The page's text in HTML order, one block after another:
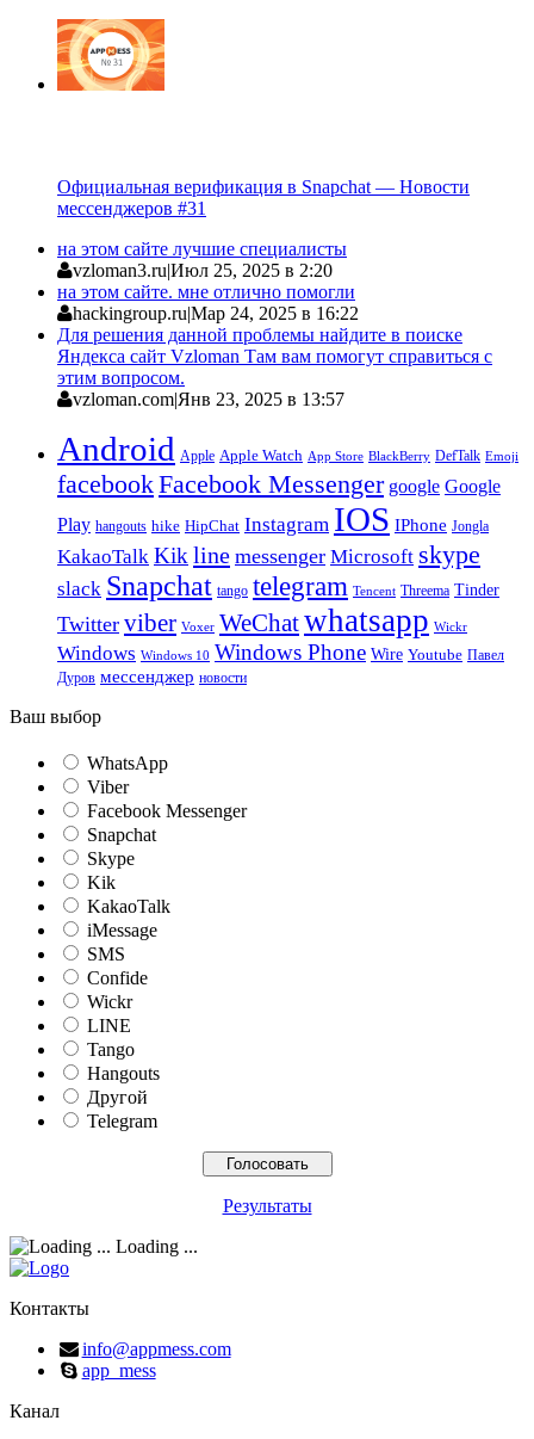
Официальная верификация в Snapchat — Новости
мессенджеров #31
на этом сайте лучшие специалисты
vzloman3.ru|Июл 25, 2025 в 2:20
на этом сайте. мне отлично помогли
hackingroup.ru|Мар 24, 2025 в 16:22
Для решения данной проблемы найдите в поиске
Яндекса сайт Vzloman Там вам помогут справиться с
этим вопросом.
vzloman.com|Янв 23, 2025 в 13:57
Android Apple Apple Watch App Store BlackBerry DefTalk Emoji
facebookFacebook Messenger google Google
Play hangouts hike HipChat Instagram IOS IPhone Jongla
KakaoTalk Kik line messenger Microsoft skype
slack Snapchat tango telegram Tencent Threema Tinder
Twitter viber Voxer WeChatwhatsapp Wickr
Windows Windows 10 Windows Phone Wire Youtube Павел
Дуров мессенджер новости
Ваш выбор
WhatsApp
Viber
Facebook Messenger
Snapchat
Skype
Kik
KakaoTalk
iMessage
SMS
Confide
Wickr
LINE
Tango
Hangouts
Другой
Telegram
Результаты
Loading ...
Контакты
info@appmess.com
app_mess
Канал